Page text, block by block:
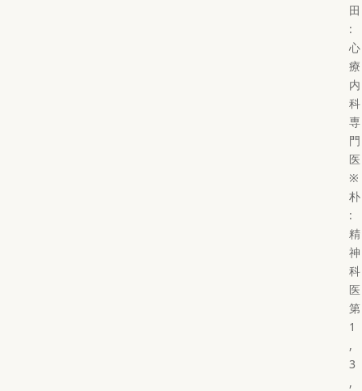
田
:
心
療
内
科
専
門
医
※
朴
:
精
神
科
医
第
1
,
3
,